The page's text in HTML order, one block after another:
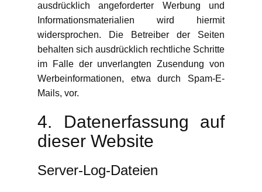
ausdrücklich angeforderter Werbung und
Informationsmaterialien wird hiermit
widersprochen. Die Betreiber der Seiten
behalten sich ausdrücklich rechtliche Schritte
im Falle der unverlangten Zusendung von
Werbeinformationen, etwa durch Spam-E-
Mails, vor.
4. Datenerfassung auf
dieser Website
Server-Log-Dateien